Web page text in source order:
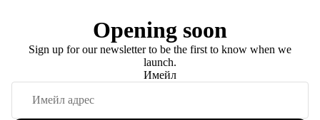
Opening soon
Sign up for our newsletter to be the first to know when we
launch.
Имейл